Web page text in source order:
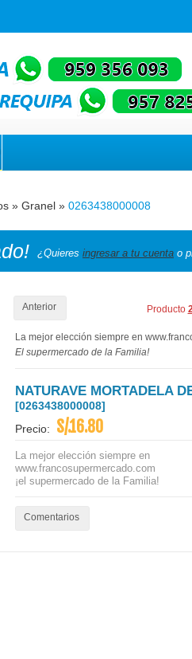
» Granel » 0263438000008
¿Quieres ingresar a tu cuenta o
Anterior Producto 2
La mejor elección siempre en
El supermercado de la Familia!
NATURAVE MORTADELA
[0263438000008]
Precio: S/.16.80
La mejor elección siempre en
www.francosupermercado.com
¡el supermercado de la Familia!
Comentarios